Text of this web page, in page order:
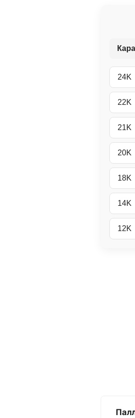
24K
22K
21K
20K
18K
14K
12K